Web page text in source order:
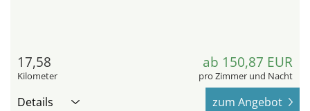
17,58
Kilometer
ab 150,87 EUR
pro Zimmer und Nacht
Details zum Angebot